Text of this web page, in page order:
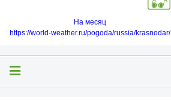
На месяц
https://world-weather.ru/pogoda/russia/krasnodar/